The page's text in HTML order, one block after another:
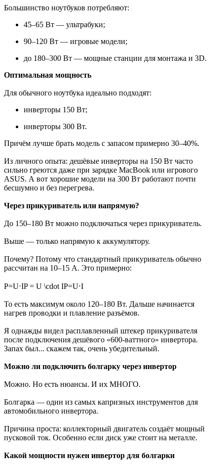
Большинство ноутбуков потребляют:
45–65 Вт — ультрабуки;
90–120 Вт — игровые модели;
до 180–300 Вт — мощные станции для монтажа и 3D.
Оптимальная мощность
Для обычного ноутбука идеально подходят:
инверторы 150 Вт;
инверторы 300 Вт.
Причём лучше брать модель с запасом примерно 30–40%.
Из личного опыта: дешёвые инверторы на 150 Вт часто
сильно греются даже при зарядке MacBook или игрового
ASUS. А вот хорошие модели на 300 Вт работают почти
бесшумно и без перегрева.
Через прикуриватель или напрямую?
До 150–180 Вт можно подключаться через прикуриватель.
Выше — только напрямую к аккумулятору.
Почему? Потому что стандартный прикуриватель обычно
рассчитан на 10–15 А. Это примерно:
P=U⋅IP = U \cdot IP=U⋅I
То есть максимум около 120–180 Вт. Дальше начинается
нагрев проводки и плавление разъёмов.
Я однажды видел расплавленный штекер прикуривателя
после подключения дешёвого «600-ваттного» инвертора.
Запах был... скажем так, очень убедительный.
Можно ли подключить болгарку через инвертор
Можно. Но есть нюансы. И их МНОГО.
Болгарка — один из самых капризных инструментов для
автомобильного инвертора.
Причина проста: коллекторный двигатель создаёт мощный
пусковой ток. Особенно если диск уже стоит на металле.
Какой мощности нужен инвертор для болгарки